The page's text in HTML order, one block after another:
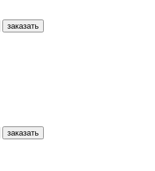
заказать
заказать